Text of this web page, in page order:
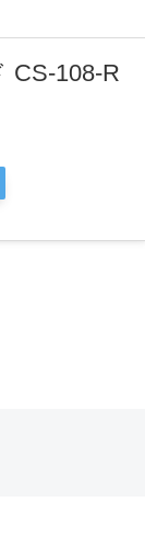
CS-108-R